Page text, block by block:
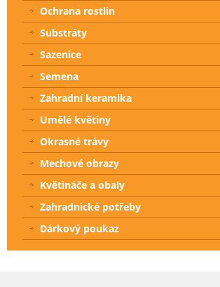
Ochrana rostlin
Substráty
Sazenice
Semena
Zahradní keramika
Umělé květiny
Okrasné trávy
Mechové obrazy
Květináče a obaly
Zahradnické potřeby
Dárkový poukaz